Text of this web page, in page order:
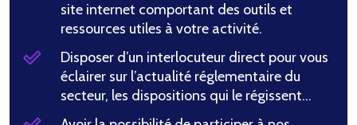
site internet comportant des outils et
ressources utiles à votre activité.
Disposer d’un interlocuteur direct pour vous
éclairer sur l’actualité réglementaire du
secteur, les dispositions qui le régissent…